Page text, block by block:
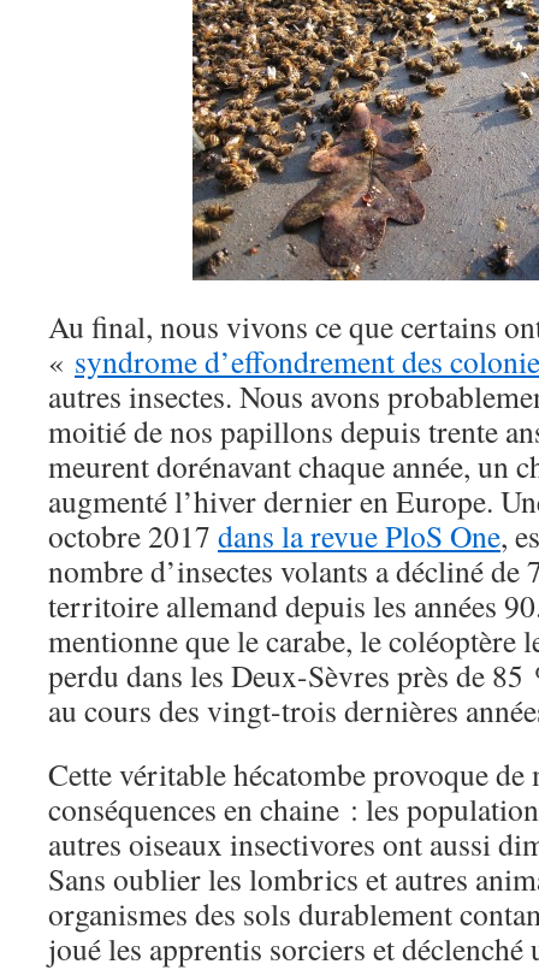
Au final, nous vivons ce que certains
« syndrome d’effondrement des
autres insectes. Nous avons
moitié de nos papillons depuis trente
meurent dorénavant chaque année, un
augmenté l’hiver dernier en Europe.
octobre 2017 dans la revue PloS One,
nombre d’insectes volants a décliné
territoire allemand depuis les années
mentionne que le carabe, le coléoptère
perdu dans les Deux-Sèvres près de
au cours des vingt-trois dernières
Cette véritable hécatombe provoque
conséquences en chaine : les
autres oiseaux insectivores ont aussi
Sans oublier les lombrics et autres
organismes des sols durablement
joué les apprentis sorciers et déclenché